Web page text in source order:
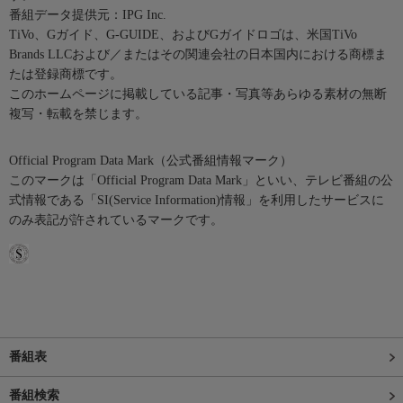
番組データ提供元：IPG Inc.
TiVo、Gガイド、G-GUIDE、およびGガイドロゴは、米国TiVo
Brands LLCおよび／またはその関連会社の日本国内における商標ま
たは登録商標です。
このホームページに掲載している記事・写真等あらゆる素材の無断
複写・転載を禁じます。
Official Program Data Mark（公式番組情報マーク）
このマークは「Official Program Data Mark」といい、テレビ番組の公
式情報である「SI(Service Information)情報」を利用したサービスに
のみ表記が許されているマークです。
番組表
番組検索